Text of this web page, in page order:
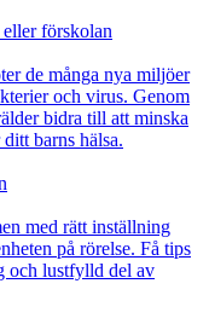
förskolan
de många nya miljöer
och virus. Genom
bidra till att minska
barns hälsa.
med rätt inställning
på rörelse. Få tips
och lustfylld del av